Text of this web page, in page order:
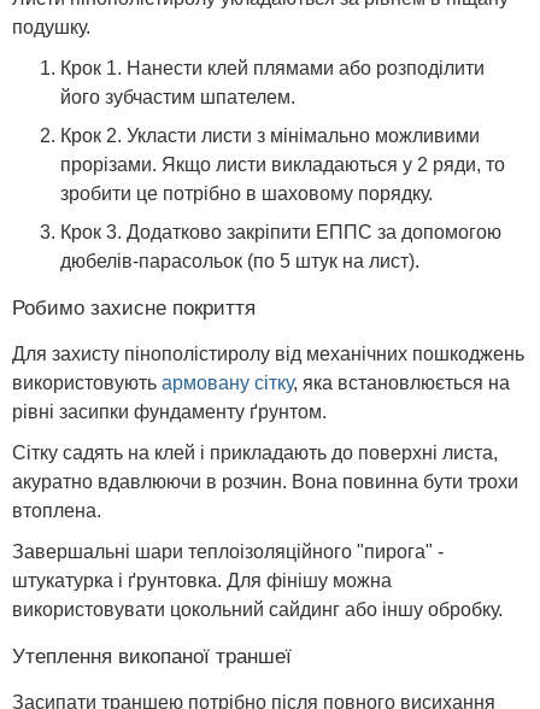
подушку.
Крок 1. Нанести клей плямами або розподілити
його зубчастим шпателем.
Крок 2. Укласти листи з мінімально можливими
прорізами. Якщо листи викладаються у 2 ряди, то
зробити це потрібно в шаховому порядку.
Крок 3. Додатково закріпити ЕППС за допомогою
дюбелів-парасольок (по 5 штук на лист).
Робимо захисне покриття
Для захисту пінополістиролу від механічних пошкоджень
використовують армовану сітку, яка встановлюється на
рівні засипки фундаменту ґрунтом.
Сітку садять на клей і прикладають до поверхні листа,
акуратно вдавлюючи в розчин. Вона повинна бути трохи
втоплена.
Завершальні шари теплоізоляційного "пирога" -
штукатурка і ґрунтовка. Для фінішу можна
використовувати цокольний сайдинг або іншу обробку.
Утеплення викопаної траншеї
Засипати траншею потрібно після повного висихання